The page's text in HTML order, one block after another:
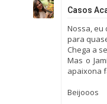
Casos
Nossa, eu
para
Chega a
Mas o
apaixona
Beijooos